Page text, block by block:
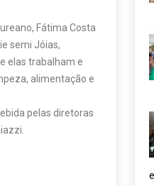
Fátima Costa
semi Jóias,
elas trabalham e
alimentação e
pelas diretoras